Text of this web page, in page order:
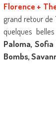
Florence +
grand retour de
quelques
Paloma,
Bombs,